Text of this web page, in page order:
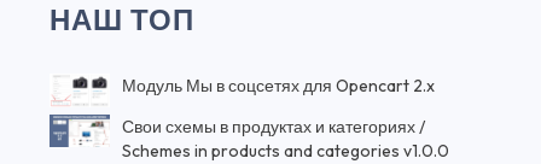
НАШ ТОП
Модуль Мы в соцсетях для Opencart 2.x
Свои схемы в продуктах и категориях /
Schemes in products and categories v1.0.0